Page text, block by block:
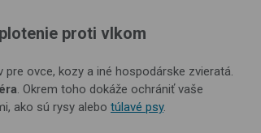
proti vlkom
ovce, kozy a iné hospodárske zvieratá.
. Okrem toho dokáže ochrániť vaše
ako sú rysy alebo túlavé psy.